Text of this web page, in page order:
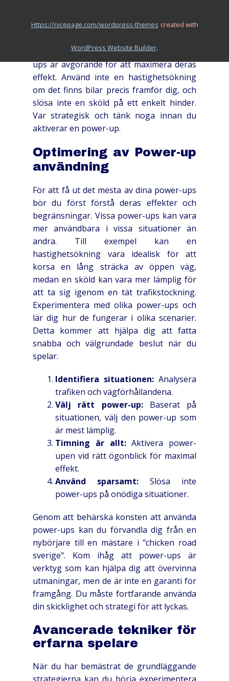
hastighetsökningar, sköldar eller
och när man ska använda dessa power-
ups är avgörande för att maximera deras
effekt. Använd inte en hastighetsökning
om det finns bilar precis framför dig, och
slösa inte en sköld på ett enkelt hinder.
Var strategisk och tänk noga innan du
aktiverar en power-up.
Optimering av Power-up
användning
För att få ut det mesta av dina power-ups
bör du först förstå deras effekter och
begränsningar. Vissa power-ups kan vara
mer användbara i vissa situationer än
andra. Till exempel kan en
hastighetsökning vara idealisk för att
korsa en lång sträcka av öppen väg,
medan en sköld kan vara mer lämplig för
att ta sig igenom en tät trafikstockning.
Experimentera med olika power-ups och
lär dig hur de fungerar i olika scenarier.
Detta kommer att hjälpa dig att fatta
snabba och välgrundade beslut när du
spelar.
Identifiera situationen: Analysera
trafiken och vägförhållandena.
Välj rätt power-up:Baserat på
situationen, välj den power-up som
är mest lämplig.
Timning är allt:Aktivera power-
upen vid rätt ögonblick för maximal
effekt.
Använd sparsamt: Slösa inte
power-ups på onödiga situationer.
Genom att behärska konsten att använda
power-ups kan du förvandla dig från en
nybörjare till en mästare i "chicken road
sverige". Kom ihåg att power-ups är
verktyg som kan hjälpa dig att övervinna
utmaningar, men de är inte en garanti för
framgång. Du måste fortfarande använda
din skicklighet och strategi för att lyckas.
Avancerade tekniker för
erfarna spelare
När du har bemästrat de grundläggande
https://nicepage.com/wordpress-themes created with
WordPress Website Builder.